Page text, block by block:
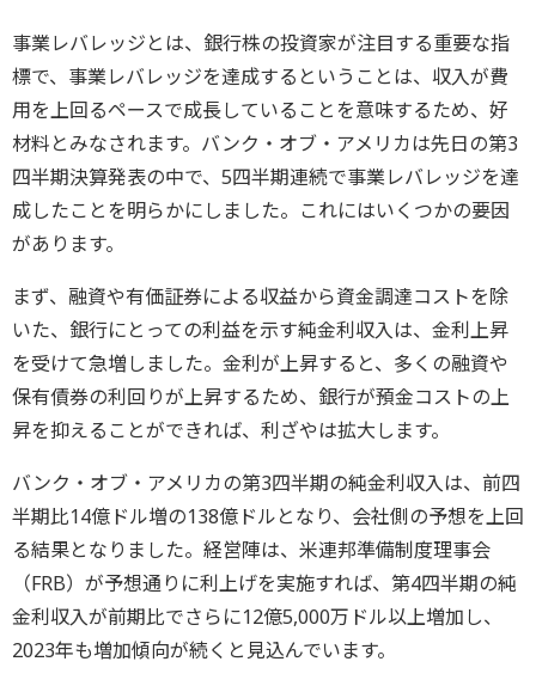
事業レバレッジとは、銀行株の投資家が注目する重要な指
標で、事業レバレッジを達成するということは、収入が費
用を上回るペースで成長していることを意味するため、好
材料とみなされます。バンク・オブ・アメリカは先日の第3
四半期決算発表の中で、5四半期連続で事業レバレッジを達
成したことを明らかにしました。これにはいくつかの要因
があります。
まず、融資や有価証券による収益から資金調達コストを除
いた、銀行にとっての利益を示す純金利収入は、金利上昇
を受けて急増しました。金利が上昇すると、多くの融資や
保有債券の利回りが上昇するため、銀行が預金コストの上
昇を抑えることができれば、利ざやは拡大します。
バンク・オブ・アメリカの第3四半期の純金利収入は、前四
半期比14億ドル増の138億ドルとなり、会社側の予想を上回
る結果となりました。経営陣は、米連邦準備制度理事会
（FRB）が予想通りに利上げを実施すれば、第4四半期の純
金利収入が前期比でさらに12億5,000万ドル以上増加し、
2023年も増加傾向が続くと見込んでいます。